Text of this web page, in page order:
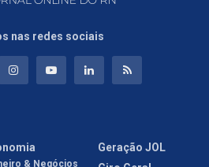
nas redes sociais
& Negócios
Geração JOL